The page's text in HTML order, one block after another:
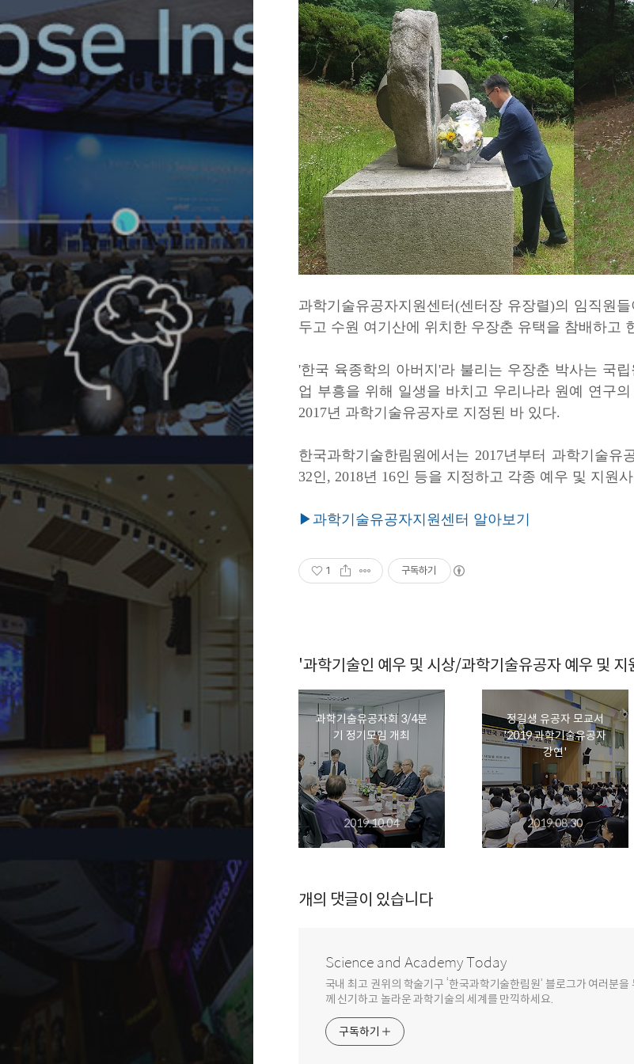
과학기술유공자지원센터(센터장 유장렬)의 임직원
두고 수원 여기산에 위치한 우장춘 유택을 참배하고
'한국 육종학의 아버지'라 불리는 우장춘 박사는 국
업 부흥을 위해 일생을 바치고 우리나라 원예 연구
2017년 과학기술유공자로 지정된 바 있다.
한국과학기술한림원에서는 2017년부터 과학기술
32인, 2018년 16인 등을 지정하고 각종 예우 및 지원
▶과학기술유공자지원센터 알아보기
1 구독하기
'과학기술인 예우 및 시상/과학기술유공자 예우 및
과학기술유공자회 3/4분
기 정기모임 개최
2019.10.04
정길생 유공자 모교서
'2019 과학기술유공자
강연'
2019.08.30
개의 댓글이 있습니다
Science and Academy Today
국내 최고 권위의 학술기구 ‘한국과학기술한림원’ 블로그가 여러분
께 신기하고 놀라운 과학기술의 세계를 만끽하세요.
구독하기